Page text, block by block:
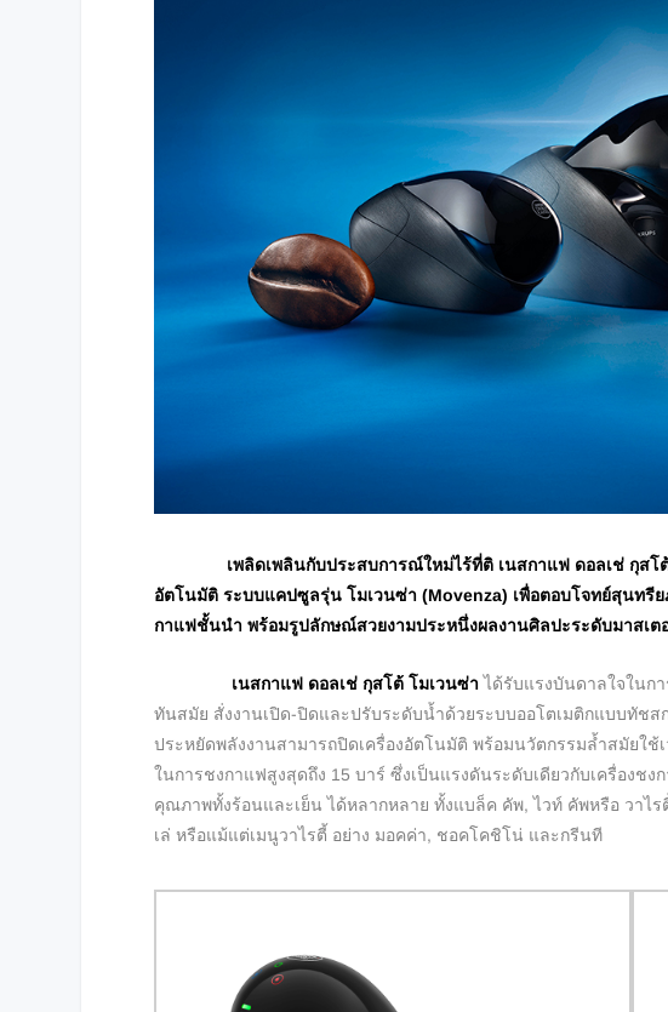
เพลิดเพลินกับประสบการณ์ใหม่ไร้ที่ติ เนสกาแฟ ดอลเช่ กุสโ
อัตโนมัติ ระบบแคปซูลรุ่น โมเวนซ่า (Movenza) เพื่อตอบโจทย์สุนทรี
กาแฟชั้นนำ พร้อมรูปลักษณ์สวยงามประหนึ่งผลงานศิลปะระดับมาสเต
เนสกาแฟ ดอลเช่ กุสโต้ โมเวนซ่า ได้รับแรงบันดาลใจใน
ทันสมัย สั่งงานเปิด-ปิดและปรับระดับน้ำด้วยระบบออโตเมติกแบบทัช
ประหยัดพลังงานสามารถปิดเครื่องอัตโนมัติ พร้อมนวัตกรรมล้ำสมัยใ
ในการชงกาแฟสูงสุดถึง 15 บาร์ ซึ่งเป็นแรงดันระดับเดียวกับเครื่องช
คุณภาพทั้งร้อนและเย็น ได้หลากหลาย ทั้งแบล็ค คัพ, ไวท์ คัพหรือ วาไ
เล่ หรือแม้แต่เมนูวาไรตี้ อย่าง มอคค่า, ชอคโคชิโน่ และกรีนที